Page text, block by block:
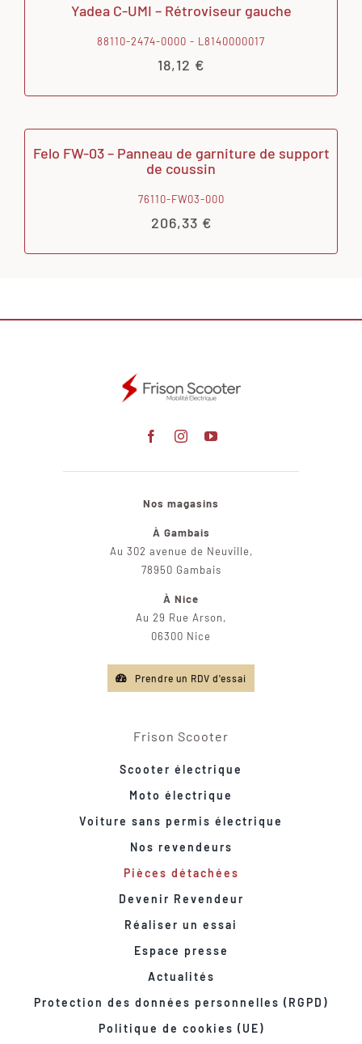
Yadea C-UMI – Rétroviseur gauche
88110-2474-0000 - L8140000017
18,12 €
Felo FW-03 – Panneau de garniture de support
de coussin
76110-FW03-000
206,33 €
Nos magasins
À Gambais
Au 302 avenue de Neuville,
78950 Gambais
À Nice
Au 29 Rue Arson,
06300 Nice
Prendre un RDV d'essai
Frison Scooter
Scooter électrique
Moto électrique
Voiture sans permis électrique
Nos revendeurs
Pièces détachées
Devenir Revendeur
Réaliser un essai
Espace presse
Actualités
Protection des données personnelles (RGPD)
Politique de cookies (UE)